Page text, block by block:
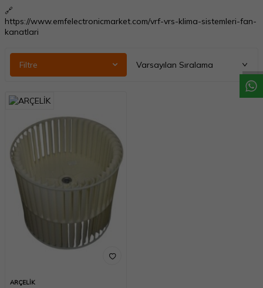
WhatappDesteHatt
🔗
https://www.emfelectronicmarket.com/vrf-vrs-klima-sistemleri-fan-
kanatlari
Filtre
ARÇELİK